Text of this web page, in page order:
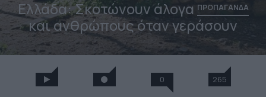
Ελλάδα: Σκοτώνουν άλογα ΠΡΟΠΑΓΑΝΔΑ
και ανθρώπους όταν γεράσουν
0 265